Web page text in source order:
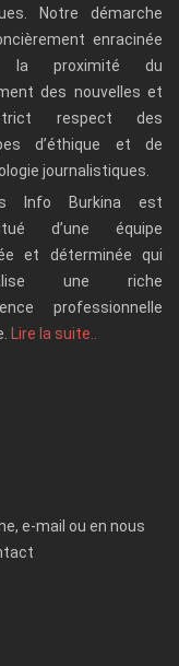
Notre démarche
enracinée
la proximité du
des nouvelles et
respect des
d’éthique et de
journalistiques.
Info Burkina est
d’une équipe
et déterminée qui
une riche
professionnelle
Lire la suite..
e-mail ou en nous